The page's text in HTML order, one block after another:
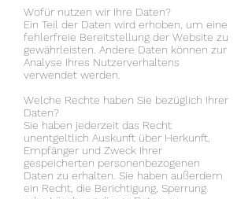
Wofür nutzen wir Ihre Daten?
Ein Teil der Daten wird erhoben, um eine
fehlerfreie Bereitstellung der Website zu
gewährleisten. Andere Daten können zur
Analyse Ihres Nutzerverhaltens
verwendet werden.
Welche Rechte haben Sie bezüglich Ihrer
Daten?
Sie haben jederzeit das Recht
unentgeltlich Auskunft über Herkunft,
Empfänger und Zweck Ihrer
gespeicherten personenbezogenen
Daten zu erhalten. Sie haben außerdem
ein Recht, die Berichtigung, Sperrung